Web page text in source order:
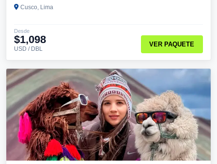
Cusco, Lima
Desde
$1,098
USD / DBL
VER PAQUETE